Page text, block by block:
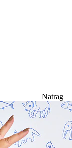
Natrag